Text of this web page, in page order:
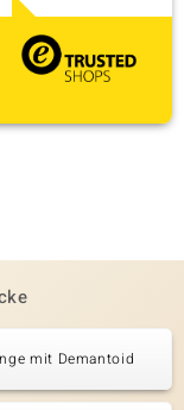
mit Demantoid